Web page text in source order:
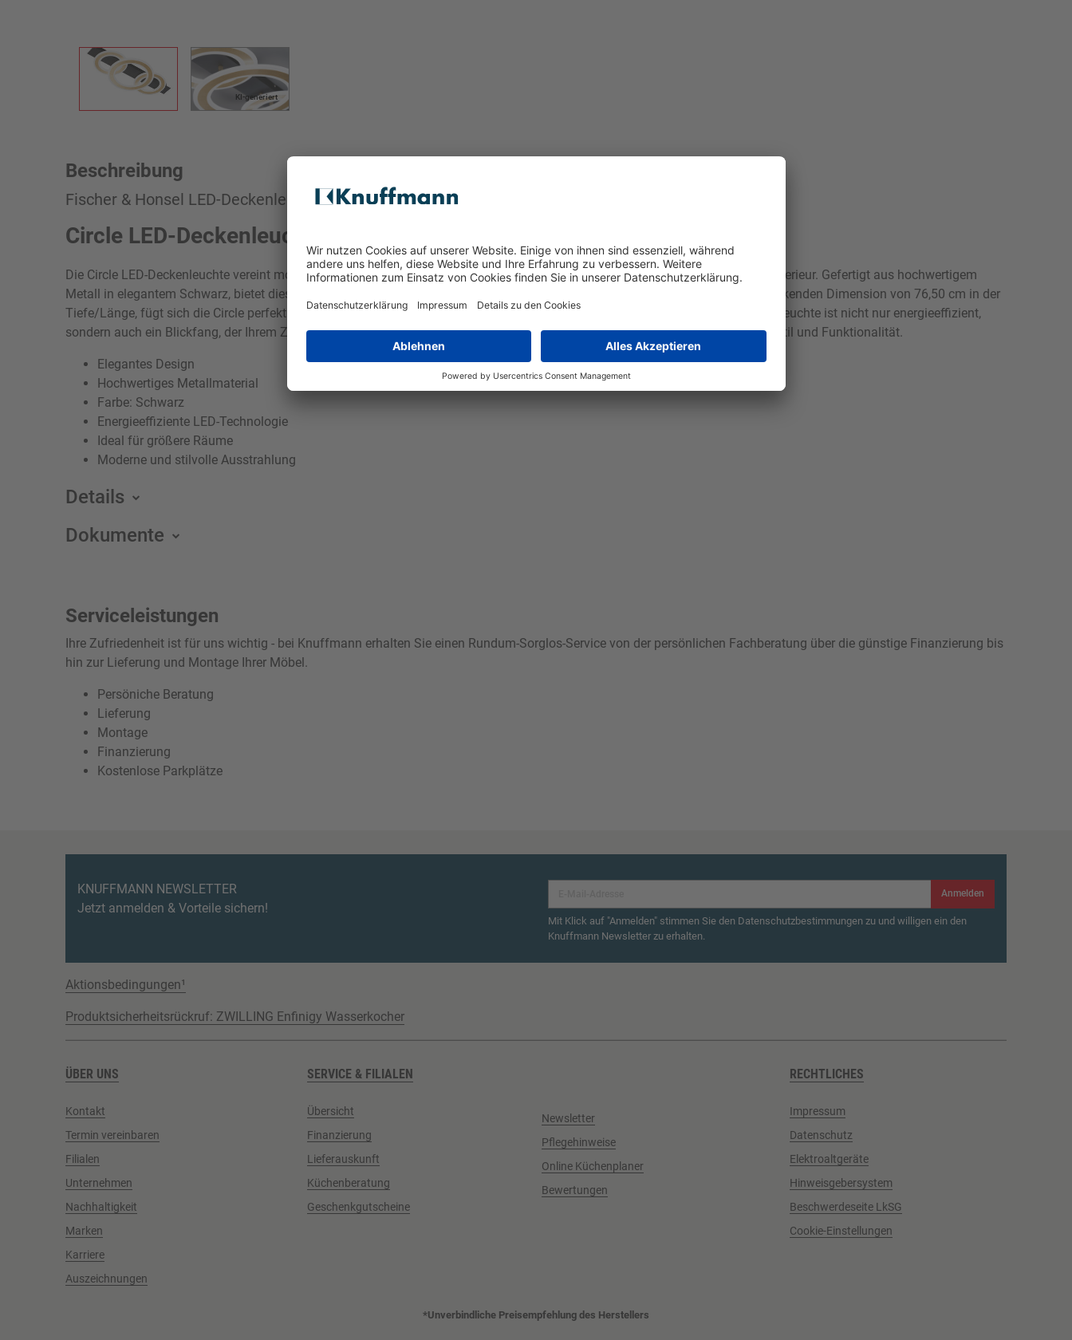
KI-generiert
Beschreibung
Fischer & Honsel LED-Deckenleuchte 1flg schwarz
Circle LED-Deckenleuchte Schwarz
Die Circle LED-Deckenleuchte vereint modernes Design mit funktionaler Beleuchtung und ist eine stilvolle Ergänzung für jedes Interieur. Gefertigt aus hochwertigem
Metall in elegantem Schwarz, bietet diese einflammige Leuchte eine langlebige und zuverlässige Lichtquelle. Mit einer beeindruckenden Dimension von 76,50 cm in der
Tiefe/Länge, fügt sich die Circle perfekt in größere Räume ein und sorgt für eine gleichmäßige Ausleuchtung. Diese LED-Deckenleuchte ist nicht nur energieeffizient,
sondern auch ein Blickfang, der Ihrem Zuhause einen Hauch von Modernität verleiht. Erleben Sie die perfekte Kombination aus Stil und Funktionalität.
Elegantes Design
Hochwertiges Metallmaterial
Farbe: Schwarz
Energieeffiziente LED-Technologie
Ideal für größere Räume
Moderne und stilvolle Ausstrahlung
Details
Dokumente
Serviceleistungen
Ihre Zufriedenheit ist für uns wichtig - bei Knuffmann erhalten Sie einen Rundum-Sorglos-Service von der persönlichen Fachberatung über die günstige Finanzierung bis
hin zur Lieferung und Montage Ihrer Möbel.
Persöniche Beratung
Lieferung
Montage
Finanzierung
Kostenlose Parkplätze
KNUFFMANN NEWSLETTER
Jetzt anmelden & Vorteile sichern!
Anmelden
Mit Klick auf "Anmelden" stimmen Sie den Datenschutzbestimmungen zu und willigen ein den
Knuffmann Newsletter zu erhalten.
Aktionsbedingungen¹
Produktsicherheitsrückruf: ZWILLING Enfinigy Wasserkocher
ÜBER UNS
Kontakt
Termin vereinbaren
Filialen
Unternehmen
Nachhaltigkeit
Marken
Karriere
Auszeichnungen
SERVICE & FILIALEN
Übersicht
Finanzierung
Lieferauskunft
Küchenberatung
Geschenkgutscheine
Newsletter
Pflegehinweise
Online Küchenplaner
Bewertungen
RECHTLICHES
Impressum
Datenschutz
Elektroaltgeräte
Hinweisgebersystem
Beschwerdeseite LkSG
Cookie-Einstellungen
*Unverbindliche Preisempfehlung des Herstellers